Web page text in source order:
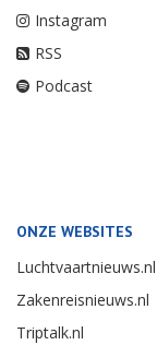
Instagram
RSS
Podcast
ONZE WEBSITES
Luchtvaartnieuws.nl
Zakenreisnieuws.nl
Triptalk.nl